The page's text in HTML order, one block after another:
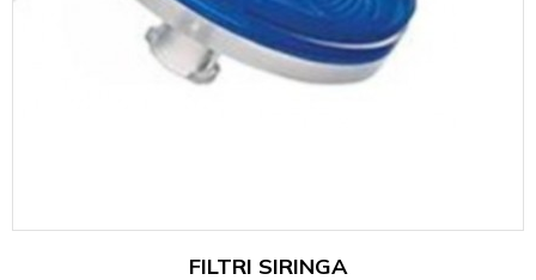
FILTRI SIRINGA